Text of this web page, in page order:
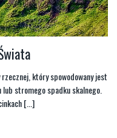
który spowodowany jest
stromego spadku skalnego.
[...]